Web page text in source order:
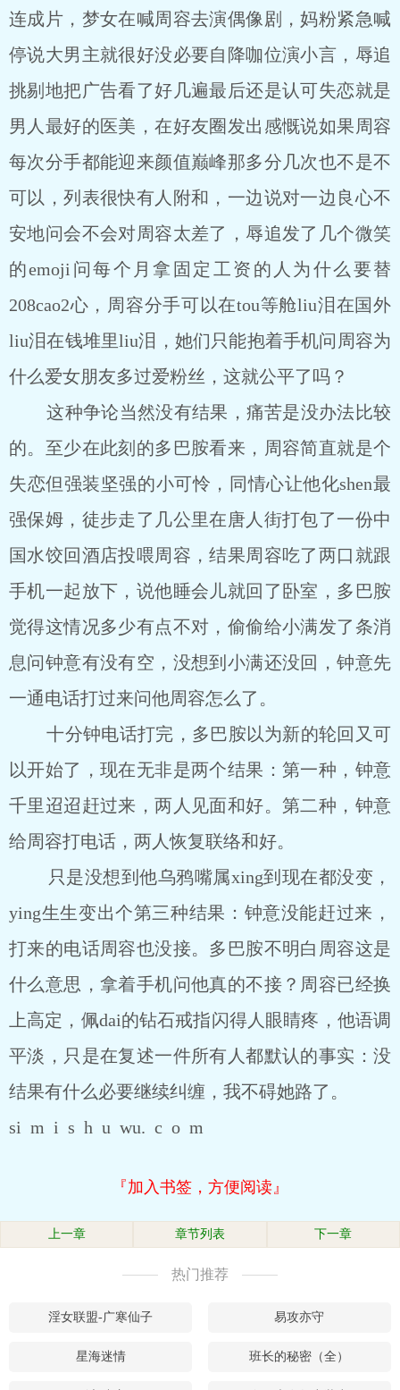
连成片，梦女在喊周容去演偶像剧，妈粉紧急喊
停说大男主就很好没必要自降咖位演小言，辱追
挑剔地把广告看了好几遍最后还是认可失恋就是
男人最好的医美，在好友圈发出感慨说如果周容
每次分手都能迎来颜值巅峰那多分几次也不是不
可以，列表很快有人附和，一边说对一边良心不
安地问会不会对周容太差了，辱追发了几个微笑
的emoji问每个月拿固定工资的人为什么要替
208cao2心，周容分手可以在tou等舱liu泪在国外
liu泪在钱堆里liu泪，她们只能抱着手机问周容为
什么爱女朋友多过爱粉丝，这就公平了吗？
这种争论当然没有结果，痛苦是没办法比较
的。至少在此刻的多巴胺看来，周容简直就是个
失恋但强装坚强的小可怜，同情心让他化shen最
强保姆，徒步走了几公里在唐人街打包了一份中
国水饺回酒店投喂周容，结果周容吃了两口就跟
手机一起放下，说他睡会儿就回了卧室，多巴胺
觉得这情况多少有点不对，偷偷给小满发了条消
息问钟意有没有空，没想到小满还没回，钟意先
一通电话打过来问他周容怎么了。
十分钟电话打完，多巴胺以为新的轮回又可
以开始了，现在无非是两个结果：第一种，钟意
千里迢迢赶过来，两人见面和好。第二种，钟意
给周容打电话，两人恢复联络和好。
只是没想到他乌鸦嘴属xing到现在都没变，
ying生生变出个第三种结果：钟意没能赶过来，
打来的电话周容也没接。多巴胺不明白周容这是
什么意思，拿着手机问他真的不接？周容已经换
上高定，佩dai的钻石戒指闪得人眼睛疼，他语调
平淡，只是在复述一件所有人都默认的事实：没
结果有什么必要继续纠缠，我不碍她路了。
si m i s h u wu. c o m
『加入书签，方便阅读』
上一章 章节列表 下一章
热门推荐
淫女联盟-广寒仙子 易攻亦守
星海迷情 班长的秘密（全）